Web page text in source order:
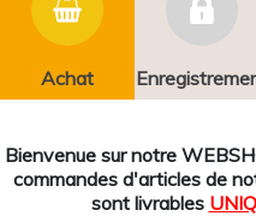
Achat
Bienvenue sur notre
commandes d'articles de
sont livrables